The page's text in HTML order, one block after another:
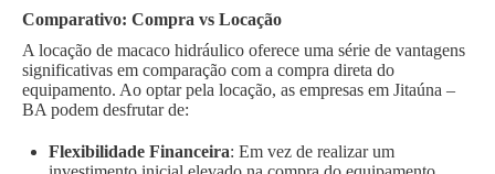
Comparativo: Compra vs Locação
A locação de macaco hidráulico oferece uma série de vantagens
significativas em comparação com a compra direta do
equipamento. Ao optar pela locação, as empresas em Jitaúna –
BA podem desfrutar de:
Flexibilidade Financeira: Em vez de realizar um